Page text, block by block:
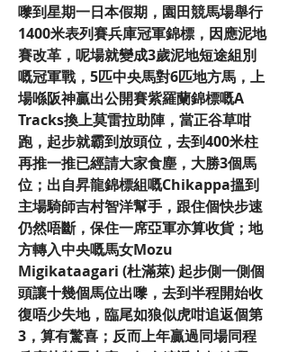
嚟到星期一日本假期，園田競馬場舉行
1400米表列賽兵庫冠軍錦標，因應泥地
賽改革，呢場就變成3歲泥地短途組別
嘅冠軍戰，5匹中央馬對6匹地方馬，上
場喺阪神贏出公開賽紫羅蘭錦標嘅A
Tracks換上莫雷拉助陣，當正谷草咁
跑，起步就霸到放頭位，去到400米柱
再推一推已經請大家食塵，大勝3個馬
位；出自昇龍錦標組嘅Chikappa搵到
主場騎師吉村智洋幫手，跟住個快步速
仍然唔斷，保住一席亞軍亦算收貨；地
方轉入中央嘅馬女Mozu
Migikataagari (杜滿萊) 起步側一側個
頭讓十幾個馬位出嚟，去到半程開始收
復唔少失地，臨尾如狼似虎咁追返個第
3，算有驚喜；反而上年贏過同場同程